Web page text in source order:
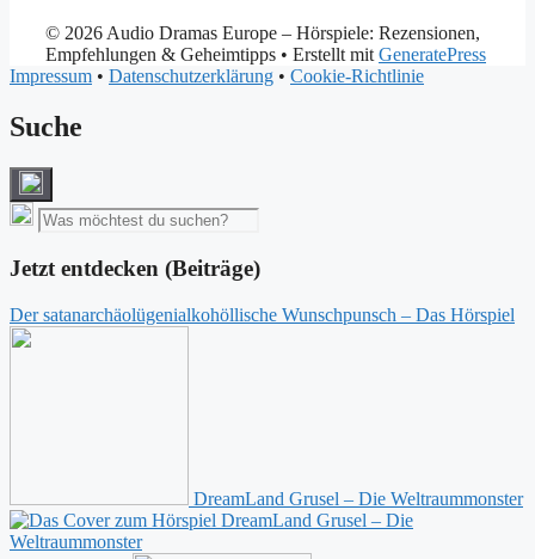
© 2026 Audio Dramas Europe – Hörspiele: Rezensionen,
Empfehlungen & Geheimtipps • Erstellt mit GeneratePress
Impressum • Datenschutzerklärung • Cookie-Richtlinie
Suche
Jetzt entdecken (Beiträge)
Der satanarchäolügenialkohöllische Wunschpunsch – Das Hörspiel
DreamLand Grusel – Die Weltraummonster